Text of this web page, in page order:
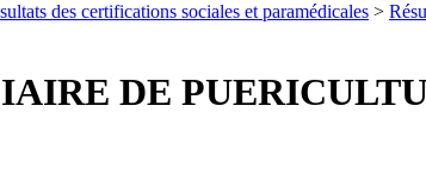
des certifications sociales et paramédicales >
DE